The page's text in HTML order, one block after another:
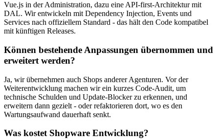
Vue.js in der Administration, dazu eine API-first-Architektur mit
DAL. Wir entwickeln mit Dependency Injection, Events und
Services nach offiziellem Standard - das hält den Code kompatibel
mit künftigen Releases.
Können bestehende Anpassungen übernommen und
erweitert werden?
Ja, wir übernehmen auch Shops anderer Agenturen. Vor der
Weiterentwicklung machen wir ein kurzes Code-Audit, um
technische Schulden und Update-Blocker zu erkennen, und
erweitern dann gezielt - oder refaktorieren dort, wo es den
Wartungsaufwand dauerhaft senkt.
Was kostet Shopware Entwicklung?